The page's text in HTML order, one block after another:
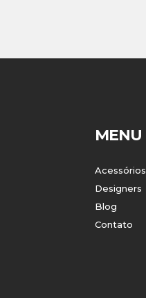
MENU
Acessórios
Designers
Blog
Contato